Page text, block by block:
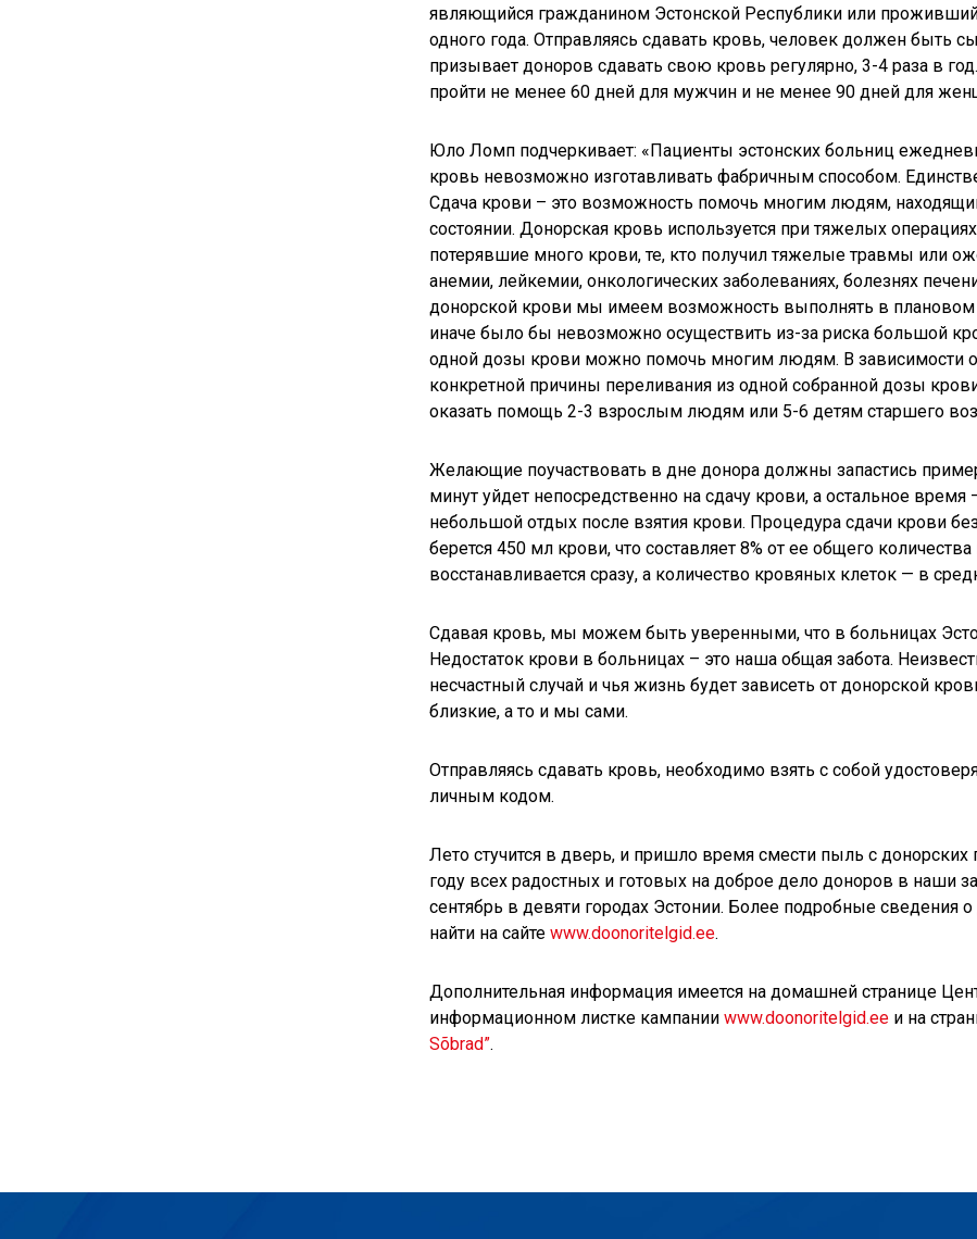
являющийся гражданином Эстонской Республики или
одного года. Отправляясь сдавать кровь, человек должен быть
призывает доноров сдавать свою кровь регулярно, 3-4 раза в
пройти не менее 60 дней для мужчин и не менее 90 дней для
Юло Ломп подчеркивает: «Пациенты эстонских больниц
кровь невозможно изготавливать фабричным способом.
Сдача крови – это возможность помочь многим людям,
состоянии. Донорская кровь используется при тяжелых
потерявшие много крови, те, кто получил тяжелые травмы или
анемии, лейкемии, онкологических заболеваниях, болезнях
донорской крови мы имеем возможность выполнять в плановом
иначе было бы невозможно осуществить из-за риска большой
одной дозы крови можно помочь многим людям. В зависимости
конкретной причины переливания из одной собранной дозы
оказать помощь 2-3 взрослым людям или 5-6 детям старшего
Желающие поучаствовать в дне донора должны запастись
минут уйдет непосредственно на сдачу крови, а остальное
небольшой отдых после взятия крови. Процедура сдачи крови
берется 450 мл крови, что составляет 8% от ее общего
восстанавливается сразу, а количество кровяных клеток — в
Сдавая кровь, мы можем быть уверенными, что в больницах
Недостаток крови в больницах – это наша общая забота.
несчастный случай и чья жизнь будет зависеть от донорской
близкие, а то и мы сами.
Отправляясь сдавать кровь, необходимо взять с собой
личным кодом.
Лето стучится в дверь, и пришло время смести пыль с
году всех радостных и готовых на доброе дело доноров в наши
сентябрь в девяти городах Эстонии. Более подробные сведения
найти на сайте www.doonoritelgid.ee.
Дополнительная информация имеется на домашней странице
информационном листке кампании www.doonoritelgid.eeи на
Sõbrad”.